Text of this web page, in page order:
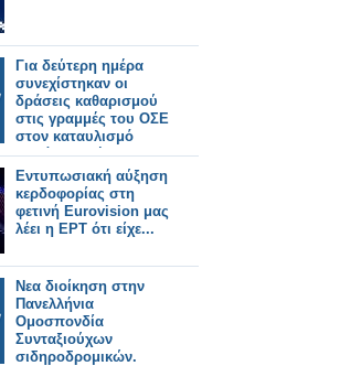
Για δεύτερη ημέρα
συνεχίστηκαν οι
δράσεις καθαρισμού
στις γραμμές του ΟΣΕ
στον καταυλισμό
Ρομά της Θήβας.
Εντυπωσιακή αύξηση
κερδοφορίας στη
φετινή Eurovision μας
λέει η ΕΡΤ ότι είχε...
Νεα διοίκηση στην
Πανελλήνια
Ομοσπονδία
Συνταξιούχων
σιδηροδρομικών.